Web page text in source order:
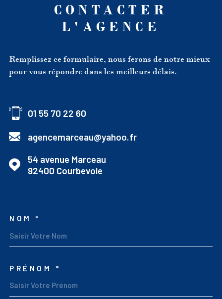
CONTACTER
L'AGENCE
Remplissez ce formulaire, nous ferons de notre mieux
pour vous répondre dans les meilleurs délais.
01 55 70 22 60
agencemarceau@yahoo.fr
54 avenue Marceau
92400
Courbevoie
NOM *
PRÉNOM *